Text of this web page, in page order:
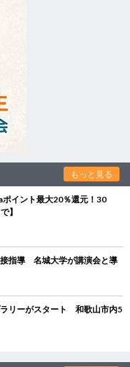
もっと見る
イント最大20％還元！30
】
指導 名城大学が講演会と導
リーがスタート 和歌山市内5